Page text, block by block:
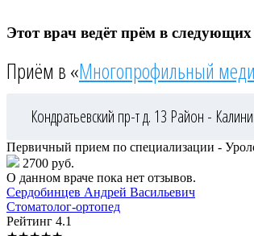
Этот врач ведёт прём в
Приём в «Многопрофильный
Кондратьевский пр-т д. 13 Район -
Первичный прием по специализации -
2700 руб.
О данном враче пока нет отзывов.
Сердобинцев Андрей Васильевич
Стоматолог-ортопед
Рейтинг 4.1